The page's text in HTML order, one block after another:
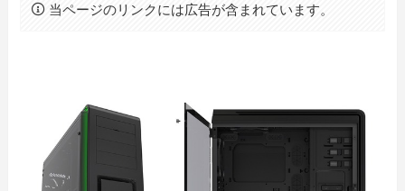
当ページのリンクには広告が含まれています。